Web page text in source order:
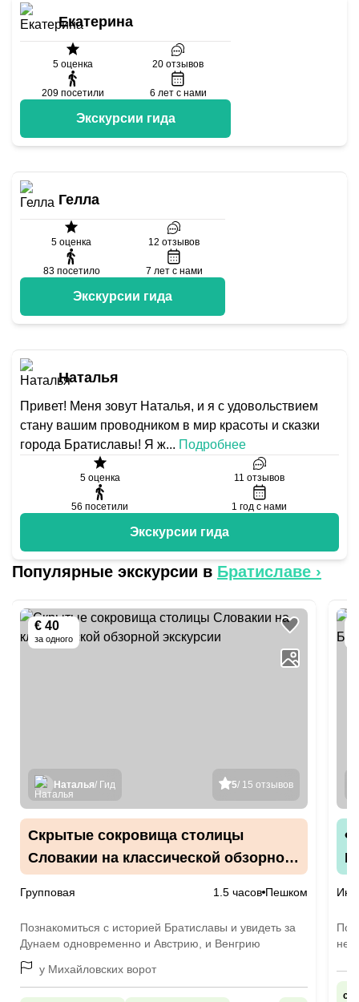
Екатерина
5оценка 20 отзывов
209 посетили 6 лет с нами
Экскурсии гида
Гелла
5 оценка 12 отзывов
83 посетило 7 лет с нами
Экскурсии гида
Наталья
Привет! Меня зовут Наталья, и я с удовольствием
стану вашим проводником в мир красоты и сказки
города Братиславы! Я ж... Подробнее
5оценка 11 отзывов
56 посетили 1 год с нами
Экскурсии гида
Популярные экскурсии в Братиславе ›
€ 40
за одного
5/ 15 отзывов
Наталья/ Гид
Скрытые сокровища столицы
Словакии на классической обзорной
Групповая 1.5 часов Пешком
Познакомиться с историей Братиславы и увидеть за
Дунаем одновременно и Австрию, и Венгрию
у Михайловских ворот
сб,